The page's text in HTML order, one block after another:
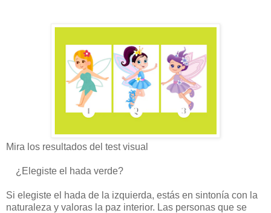
Mira los resultados del test visual
¿Elegiste el hada verde?
Si elegiste el hada de la izquierda, estás en sintonía con la
naturaleza y valoras la paz interior. Las personas que se